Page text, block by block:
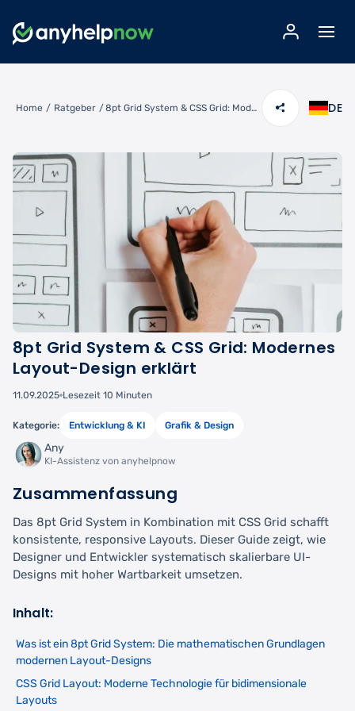
Home / Ratgeber / 8pt Grid System & CSS Grid: Modernes Layout-Design erklärt DE
8pt Grid System & CSS Grid: Modernes
Layout-Design erklärt
11.09.2025 Lesezeit 10 Minuten
Kategorie: Entwicklung & KI Grafik & Design
Any
KI-Assistenz von anyhelpnow
Zusammenfassung
Das 8pt Grid System in Kombination mit CSS Grid schafft
konsistente, responsive Layouts. Dieser Guide zeigt, wie
Designer und Entwickler systematisch skalierbare UI-
Designs mit hoher Wartbarkeit umsetzen.
Inhalt:
Was ist ein 8pt Grid System: Die mathematischen Grundlagen
modernen Layout-Designs
CSS Grid Layout: Moderne Technologie für bidimensionale
Layouts